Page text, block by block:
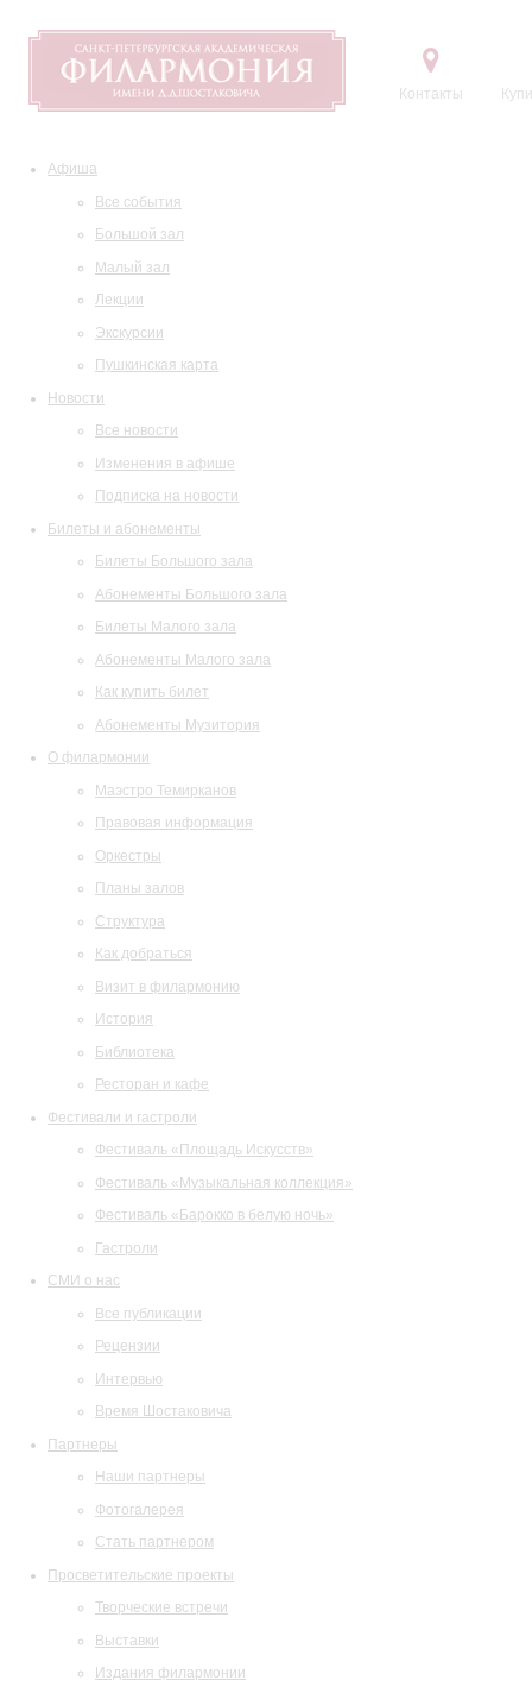
Контакты
Афиша
Все события
Большой зал
Малый зал
Лекции
Экскурсии
Пушкинская карта
Новости
Все новости
Изменения в афише
Подписка на новости
Билеты и абонементы
Билеты Большого зала
Абонементы Большого зала
Билеты Малого зала
Абонементы Малого зала
Как купить билет
Абонементы Музитория
О филармонии
Маэстро Темирканов
Правовая информация
Оркестры
Планы залов
Структура
Как добраться
Визит в филармонию
История
Библиотека
Ресторан и кафе
Фестивали и гастроли
Фестиваль «Площадь Искусств»
Фестиваль «Музыкальная коллекция»
Фестиваль «Барокко в белую ночь»
Гастроли
СМИ о нас
Все публикации
Рецензии
Интервью
Время Шостаковича
Партнеры
Наши партнеры
Фотогалерея
Стать партнером
Просветительские проекты
Творческие встречи
Выставки
Издания филармонии